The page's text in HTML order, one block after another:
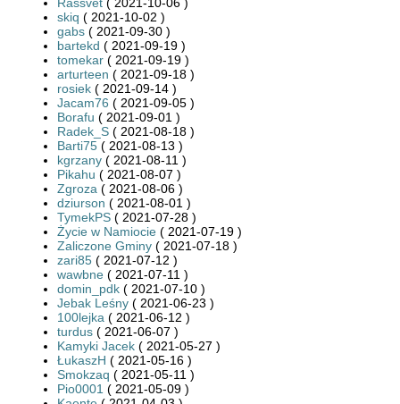
skiq ( 2021-10-02 )
gabs ( 2021-09-30 )
bartekd ( 2021-09-19 )
tomekar ( 2021-09-19 )
arturteen ( 2021-09-18 )
rosiek ( 2021-09-14 )
Jacam76 ( 2021-09-05 )
Borafu ( 2021-09-01 )
Radek_S ( 2021-08-18 )
Barti75 ( 2021-08-13 )
kgrzany ( 2021-08-11 )
Pikahu ( 2021-08-07 )
Zgroza ( 2021-08-06 )
dziurson ( 2021-08-01 )
TymekPS ( 2021-07-28 )
Życie w Namiocie ( 2021-07-19 )
Zaliczone Gminy ( 2021-07-18 )
zari85 ( 2021-07-12 )
wawbne ( 2021-07-11 )
domin_pdk ( 2021-07-10 )
Jebak Leśny ( 2021-06-23 )
100lejka ( 2021-06-12 )
turdus ( 2021-06-07 )
Kamyki Jacek ( 2021-05-27 )
ŁukaszH ( 2021-05-16 )
Smokzaq ( 2021-05-11 )
Pio0001 ( 2021-05-09 )